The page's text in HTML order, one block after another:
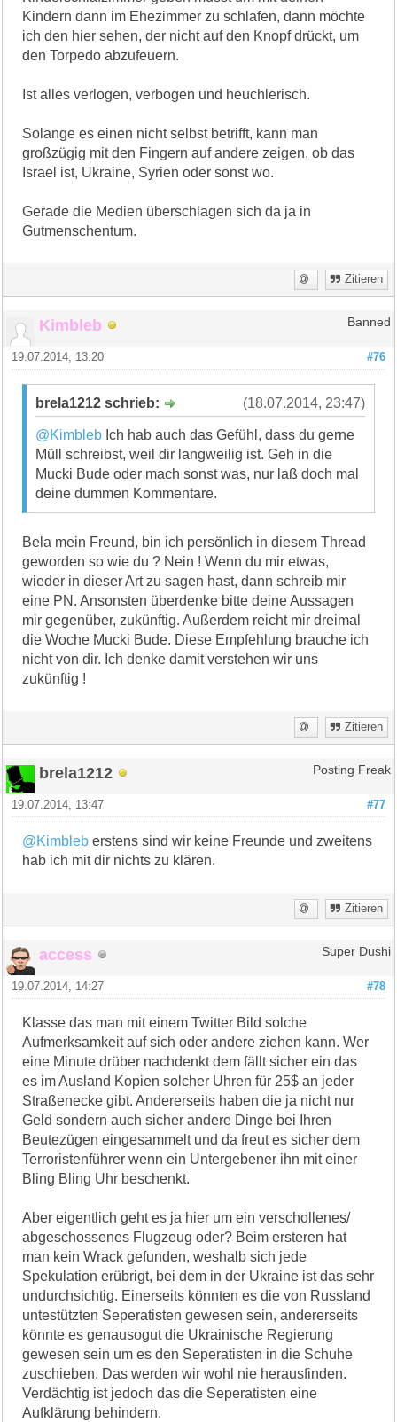
Kindern dann im Ehezimmer zu schlafen, dann möchte
ich den hier sehen, der nicht auf den Knopf drückt, um
den Torpedo abzufeuern.
Ist alles verlogen, verbogen und heuchlerisch.
Solange es einen nicht selbst betrifft, kann man
großzügig mit den Fingern auf andere zeigen, ob das
Israel ist, Ukraine, Syrien oder sonst wo.
Gerade die Medien überschlagen sich da ja in
Gutmenschentum.
Zitieren
Kimbleb Banned
#76
19.07.2014, 13:20
(18.07.2014, 23:47)
brela1212 schrieb:
@Kimbleb Ich hab auch das Gefühl, dass du gerne
Müll schreibst, weil dir langweilig ist. Geh in die
Mucki Bude oder mach sonst was, nur laß doch mal
deine dummen Kommentare.
Bela mein Freund, bin ich persönlich in diesem Thread
geworden so wie du ? Nein ! Wenn du mir etwas,
wieder in dieser Art zu sagen hast, dann schreib mir
eine PN. Ansonsten überdenke bitte deine Aussagen
mir gegenüber, zukünftig. Außerdem reicht mir dreimal
die Woche Mucki Bude. Diese Empfehlung brauche ich
nicht von dir. Ich denke damit verstehen wir uns
zukünftig !
Zitieren
brela1212 Posting Freak
#77
19.07.2014, 13:47
@Kimbleb erstens sind wir keine Freunde und zweitens
hab ich mit dir nichts zu klären.
Zitieren
access Super Dushi
#78
19.07.2014, 14:27
Klasse das man mit einem Twitter Bild solche
Aufmerksamkeit auf sich oder andere ziehen kann. Wer
eine Minute drüber nachdenkt dem fällt sicher ein das
es im Ausland Kopien solcher Uhren für 25$ an jeder
Straßenecke gibt. Andererseits haben die ja nicht nur
Geld sondern auch sicher andere Dinge bei Ihren
Beutezügen eingesammelt und da freut es sicher dem
Terroristenführer wenn ein Untergebener ihn mit einer
Bling Bling Uhr beschenkt.
Aber eigentlich geht es ja hier um ein verschollenes/
abgeschossenes Flugzeug oder? Beim ersteren hat
man kein Wrack gefunden, weshalb sich jede
Spekulation erübrigt, bei dem in der Ukraine ist das sehr
undurchsichtig. Einerseits könnten es die von Russland
untestützten Seperatisten gewesen sein, andererseits
könnte es genausogut die Ukrainische Regierung
gewesen sein um es den Seperatisten in die Schuhe
zuschieben. Das werden wir wohl nie herausfinden.
Verdächtig ist jedoch das die Seperatisten eine
Aufklärung behindern.